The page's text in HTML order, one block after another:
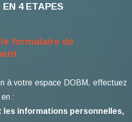
4 ETAPES
formulaire de
à votre espace DOBM, effectuez
:
les informations personnelles,